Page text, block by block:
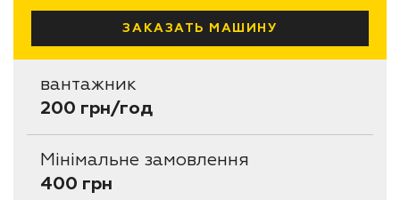
вантажник
200 грн/год
Мінімальне замовлення
400 грн